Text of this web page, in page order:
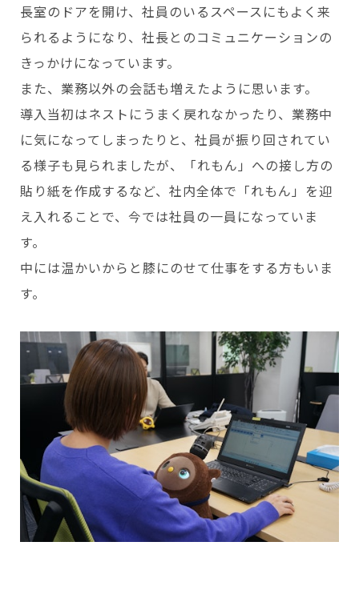
長室のドアを開け、社員のいるスペースにもよく来
られるようになり、社長とのコミュニケーションの
きっかけになっています。
また、業務以外の会話も増えたように思います。
導入当初はネストにうまく戻れなかったり、業務中
に気になってしまったりと、社員が振り回されてい
る様子も見られましたが、「れもん」への接し方の
貼り紙を作成するなど、社内全体で「れもん」を迎
え入れることで、今では社員の一員になっていま
す。
中には温かいからと膝にのせて仕事をする方もいま
す。